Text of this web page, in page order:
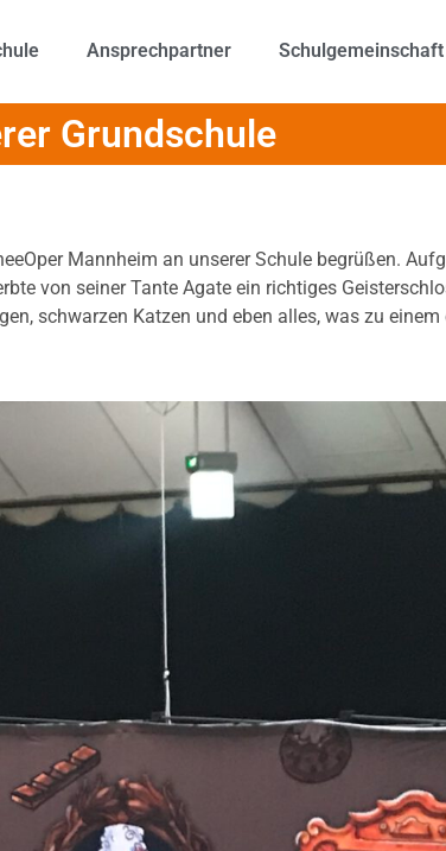
Ansprechpartner Schulgemeinschaft
Grundschule
Mannheim an unserer Schule begrüßen.
von seiner Tante Agate ein richtiges
schwarzen Katzen und eben alles, was zu einem